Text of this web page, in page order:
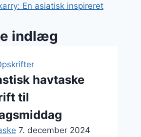
En asiatisk inspireret
indlæg
havtaske
til
7. december 2024